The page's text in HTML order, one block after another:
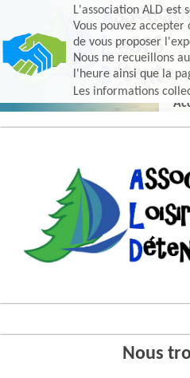
L'association ALD est
Vous pouvez
de vous proposer
Nous ne recueillons
l'heure ainsi que la
Les informations
Nous